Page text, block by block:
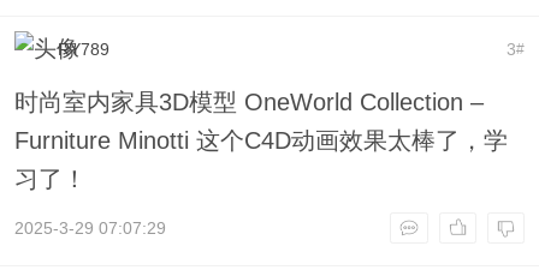
3#
RY789
时尚室内家具3D模型 OneWorld Collection –
Furniture Minotti 这个C4D动画效果太棒了，学
习了！
2025-3-29 07:07:29